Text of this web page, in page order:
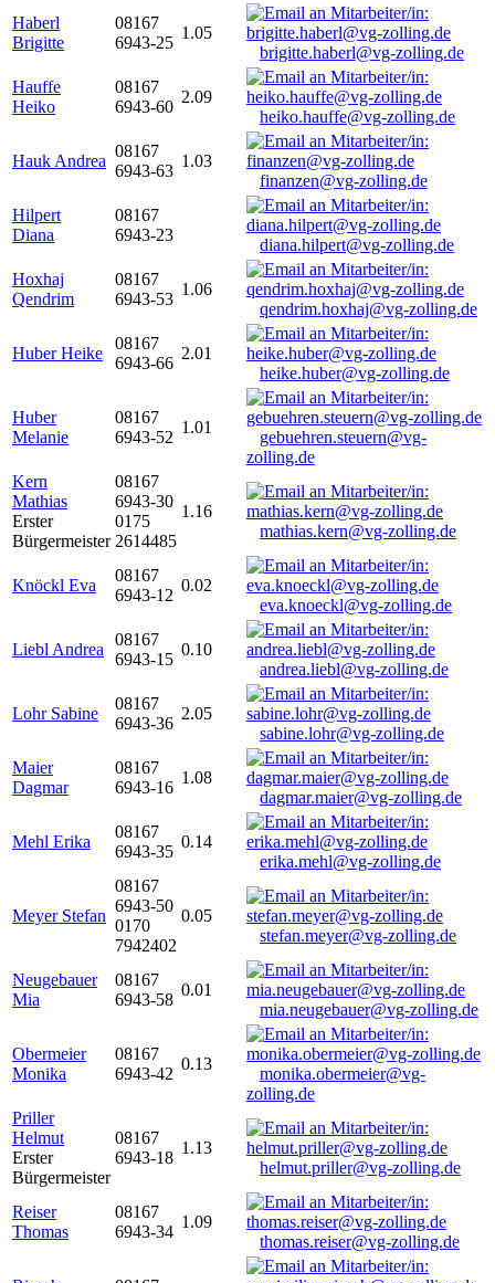
Haberl
Brigitte
08167
6943-25
1.05
brigitte.haberl@vg-zolling.de
Hauffe
Heiko
08167
6943-60
2.09
heiko.hauffe@vg-zolling.de
Hauk Andrea
08167
6943-63
1.03
finanzen@vg-zolling.de
Hilpert
Diana
08167
6943-23
diana.hilpert@vg-zolling.de
Hoxhaj
Qendrim
08167
6943-53
1.06
qendrim.hoxhaj@vg-zolling.de
Huber Heike
08167
6943-66
2.01
heike.huber@vg-zolling.de
Huber
Melanie
08167
6943-52
1.01
gebuehren.steuern@vg-
zolling.de
Kern
Mathias
Erster
Bürgermeister
08167
6943-30
0175
2614485
1.16
mathias.kern@vg-zolling.de
Knöckl Eva
08167
6943-12
0.02
eva.knoeckl@vg-zolling.de
Liebl Andrea
08167
6943-15
0.10
andrea.liebl@vg-zolling.de
Lohr Sabine
08167
6943-36
2.05
sabine.lohr@vg-zolling.de
Maier
Dagmar
08167
6943-16
1.08
dagmar.maier@vg-zolling.de
Mehl Erika
08167
6943-35
0.14
erika.mehl@vg-zolling.de
Meyer Stefan
08167
6943-50
0170
7942402
0.05
stefan.meyer@vg-zolling.de
Neugebauer
Mia
08167
6943-58
0.01
mia.neugebauer@vg-zolling.de
Obermeier
Monika
08167
6943-42
0.13
monika.obermeier@vg-
zolling.de
Priller
Helmut
Erster
Bürgermeister
08167
6943-18
1.13
helmut.priller@vg-zolling.de
Reiser
Thomas
08167
6943-34
1.09
thomas.reiser@vg-zolling.de